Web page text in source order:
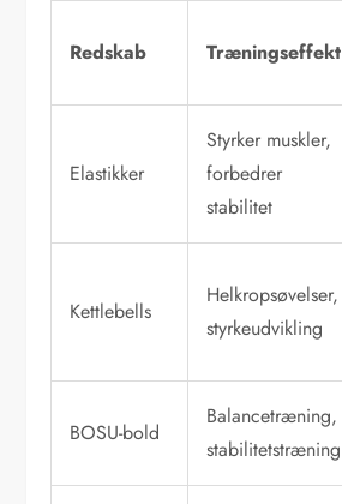
Redskab Træningseffekt
Elastikker
Styrker muskler,
forbedrer
stabilitet
Kettlebells
Helkropsøvelser,
styrkeudvikling
BOSU-bold
Balancetræning,
stabilitetstræning